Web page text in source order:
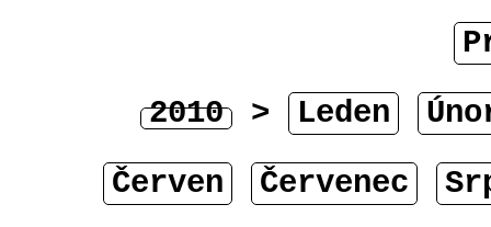
2010 > Leden
Červen
Červenec